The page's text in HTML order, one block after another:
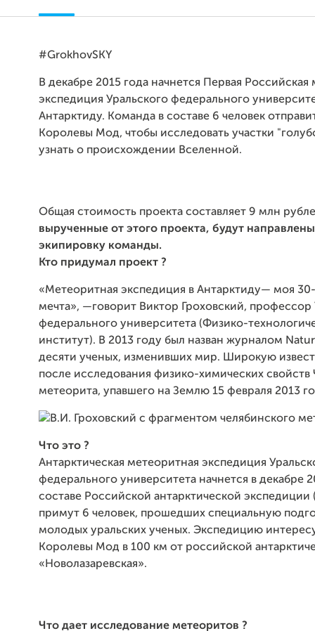
#GrokhovSKY
В декабре 2015 года начнется Первая Российская
экспедиция Уральского федерального
Антарктиду. Команда в составе 6 человек
Королевы Мод, чтобы исследовать участки
узнать о происхождении Вселенной.
Общая стоимость проекта составляет 9 млн
вырученные от этого проекта, будут
экипировку команды.
Кто придумал проект ?
«Метеоритная экспедиция в Антарктиду— моя
мечта», —говорит Виктор Гроховский, профессор
федерального университета (Физико-
институт). В 2013 году был назван журналом
десяти ученых, изменивших мир. Широкую
после исследования физико-химических свойств
метеорита, упавшего на Землю 15 февраля 2013
Что это ?
Антарктическая метеоритная экспедиция
федерального университета начнется в декабре
составе Российской антарктической экспедиции
примут 6 человек, прошедших специальную
молодых уральских ученых. Экспедицию
Королевы Мод в 100 км от российской
«Новолазаревская».
Что дает исследование метеоритов ?